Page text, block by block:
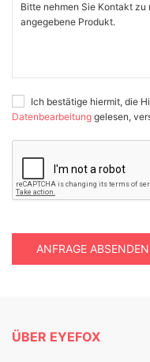
Ich bestätige hiermit, die
Datenbearbeitung gelesen,
ANFRAGE ABSENDEN
ÜBER EYEFOX